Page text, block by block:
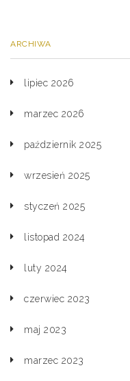
ARCHIWA
lipiec 2026
marzec 2026
październik 2025
wrzesień 2025
styczeń 2025
listopad 2024
luty 2024
czerwiec 2023
maj 2023
marzec 2023